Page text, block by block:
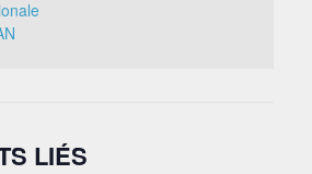
LIÉS